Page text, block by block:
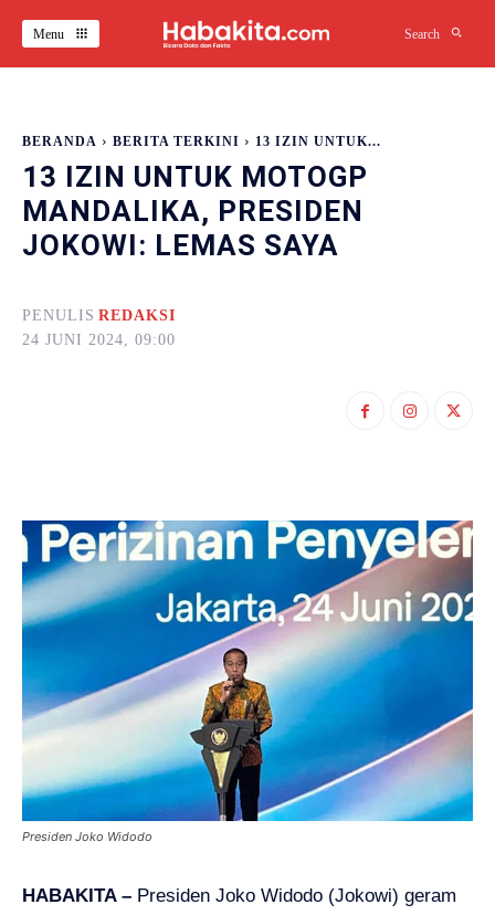
Menu Search
BERANDA BERITA TERKINI 13 IZIN UNTUK...
13 IZIN UNTUK MOTOGP
MANDALIKA, PRESIDEN
JOKOWI: LEMAS SAYA
PENULIS REDAKSI
24 JUNI 2024, 09:00
Presiden Joko Widodo
HABAKITA – Presiden Joko Widodo (Jokowi) geram